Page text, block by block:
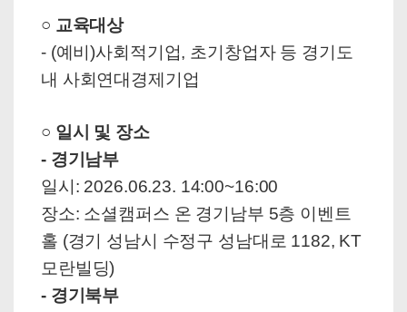
○ 교육대상
- (예비)사회적기업, 초기창업자 등 경기도
내 사회연대경제기업
○ 일시 및 장소
- 경기남부
일시: 2026.06.23. 14:00~16:00
장소: 소셜캠퍼스 온 경기남부 5층 이벤트
홀 (경기 성남시 수정구 성남대로 1182, KT
모란빌딩)
- 경기북부